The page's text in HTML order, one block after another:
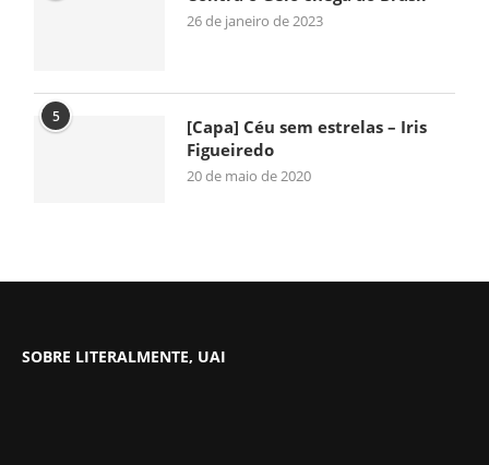
26 de janeiro de 2023
5
[Capa] Céu sem estrelas – Iris
Figueiredo
20 de maio de 2020
SOBRE LITERALMENTE, UAI